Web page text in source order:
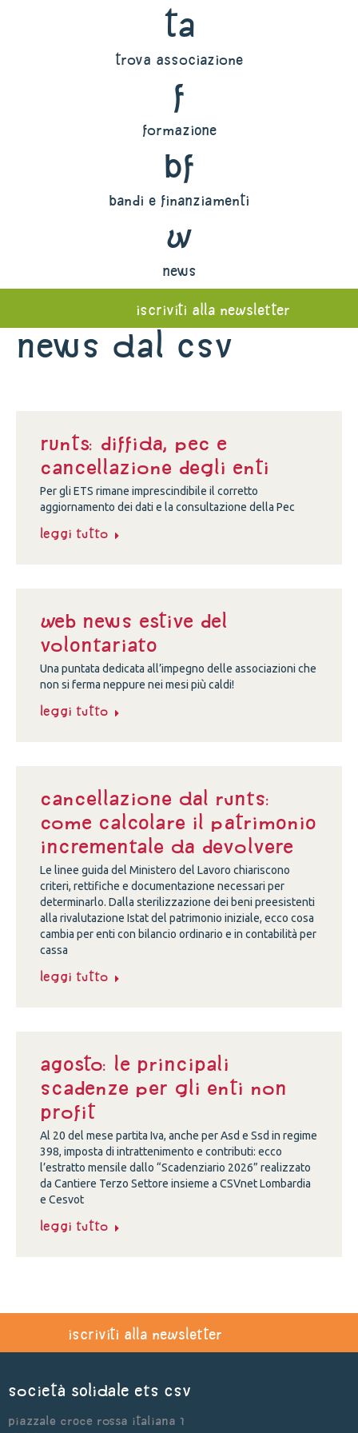
ta
trova associazione
f
formazione
bf
bandi e finanziamenti
w
news
iscriviti alla newsletter
News dal Csv
Runts: diffida, Pec e
cancellazione degli enti
Per gli ETS rimane imprescindibile il corretto
aggiornamento dei dati e la consultazione della Pec
Leggi tutto
Web news estive del
volontariato
Una puntata dedicata all’impegno delle associazioni che
non si ferma neppure nei mesi più caldi!
Leggi tutto
Cancellazione dal Runts:
come calcolare il patrimonio
incrementale da devolvere
Le linee guida del Ministero del Lavoro chiariscono
criteri, rettifiche e documentazione necessari per
determinarlo. Dalla sterilizzazione dei beni preesistenti
alla rivalutazione Istat del patrimonio iniziale, ecco cosa
cambia per enti con bilancio ordinario e in contabilità per
cassa
Leggi tutto
Agosto: le principali
scadenze per gli enti non
profit
Al 20 del mese partita Iva, anche per Asd e Ssd in regime
398, imposta di intrattenimento e contributi: ecco
l’estratto mensile dallo “Scadenziario 2026” realizzato
da Cantiere Terzo Settore insieme a CSVnet Lombardia
e Cesvot
Leggi tutto
iscriviti alla newsletter
Società Solidale ets CSV
Piazzale Croce Rossa Italiana 1